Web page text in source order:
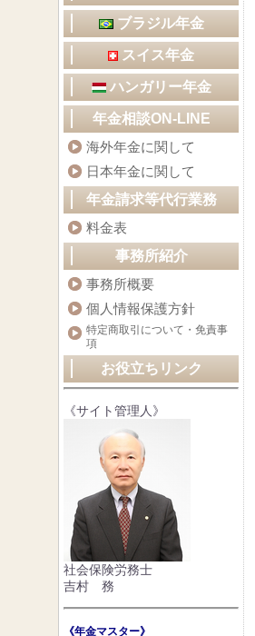
ブラジル年金
スイス年金
ハンガリー年金
年金相談ON-LINE
海外年金に関して
日本年金に関して
年金請求等代行業務
料金表
事務所紹介
事務所概要
個人情報保護方針
特定商取引について・免責事
項
お役立ちリンク
《サイト管理人》
社会保険労務士
吉村 務
《年金マスター》